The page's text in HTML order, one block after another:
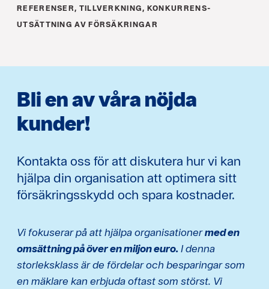
REFERENSER, TILLVERKNING, KONKURRENS­
UTSÄTTNING AV FÖRSÄKRINGAR
Bli en av våra nöjda
kunder!
Kontakta oss för att diskutera hur vi kan
hjälpa din organisation att optimera sitt
försäkringsskydd och spara kostnader.
Vi fokuserar på att hjälpa organisationermed en
omsättning på över en miljon euro.I denna
storleksklass är de fördelar och besparingar som
en mäklare kan erbjuda oftast som störst. Vi